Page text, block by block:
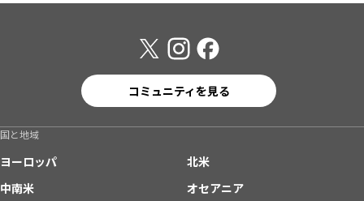
コミュニティを見る
国と地域
ヨーロッパ
北米
中南米
オセアニア